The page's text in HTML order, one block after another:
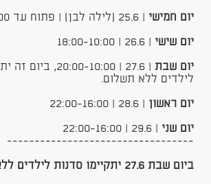
יום חמישי
יום שישי
יום שבת
| 27.6 | 20:00-10:00,
לילדים ללא תשלום.
יום ראשון
יום שני
----------------------------------
ביום שבת 27.6 יתקיימו סדנות לילדים ללא תשלום